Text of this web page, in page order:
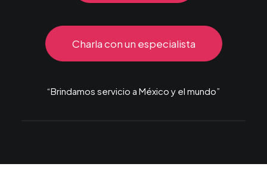
Charla con un especialista
“Brindamos servicio a México y el mundo”